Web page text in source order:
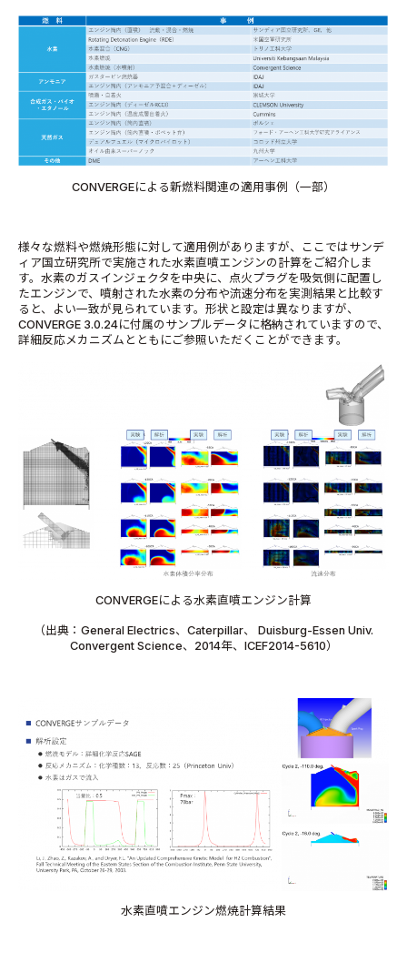
CONVERGEによる新燃料関連の適用事例（一部）
様々な燃料や燃焼形態に対して適用例がありますが、ここではサンデ
ィア国立研究所で実施された水素直噴エンジンの計算をご紹介しま
す。水素のガスインジェクタを中央に、点火プラグを吸気側に配置し
たエンジンで、噴射された水素の分布や流速分布を実測結果と比較す
ると、よい一致が見られています。形状と設定は異なりますが、
CONVERGE 3.0.24に付属のサンプルデータに格納されていますので、
詳細反応メカニズムとともにご参照いただくことができます。
CONVERGEによる水素直噴エンジン計算
（出典：General Electrics、Caterpillar、 Duisburg-Essen Univ.
Convergent Science、2014年、ICEF2014-5610）
水素直噴エンジン燃焼計算結果